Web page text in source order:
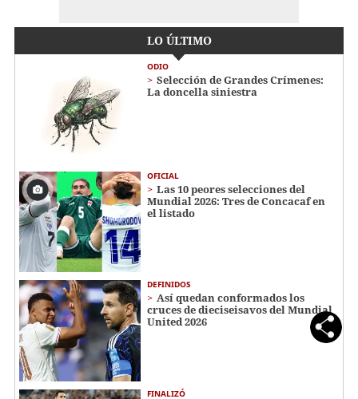
LO ÚLTIMO
ODIO
Selección de Grandes Crímenes:
La doncella siniestra
OFICIAL
Las 10 peores selecciones del
Mundial 2026: Tres de Concacaf en
el listado
DEFINIDOS
Así quedan conformados los
cruces de dieciseisavos del Mundial
United 2026
FINALIZÓ